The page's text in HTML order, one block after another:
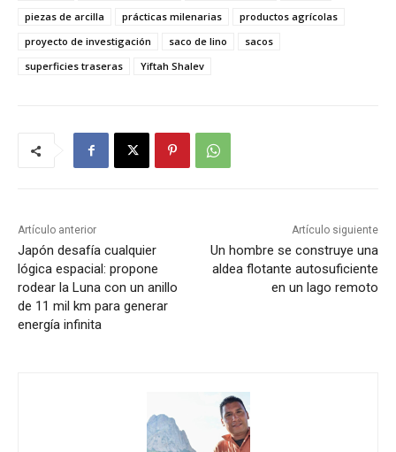
piezas de arcilla
prácticas milenarias
productos agrícolas
proyecto de investigación
saco de lino
sacos
superficies traseras
Yiftah Shalev
Artículo anterior
Japón desafía cualquier
lógica espacial: propone
rodear la Luna con un anillo
de 11 mil km para generar
energía infinita
Artículo siguiente
Un hombre se construye una
aldea flotante autosuficiente
en un lago remoto